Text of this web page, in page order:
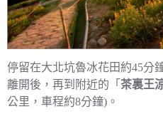
停留在大北坑魯冰花田約45分
離開後，再到附近的「 茶裏王
公里，車程約8分鐘)。